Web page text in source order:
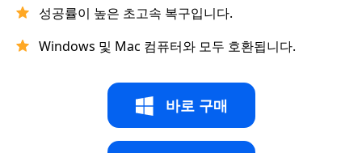
성공률이 높은 초고속 복구입니다.
Windows 및 Mac 컴퓨터와 모두 호환됩니다.
바로 구매